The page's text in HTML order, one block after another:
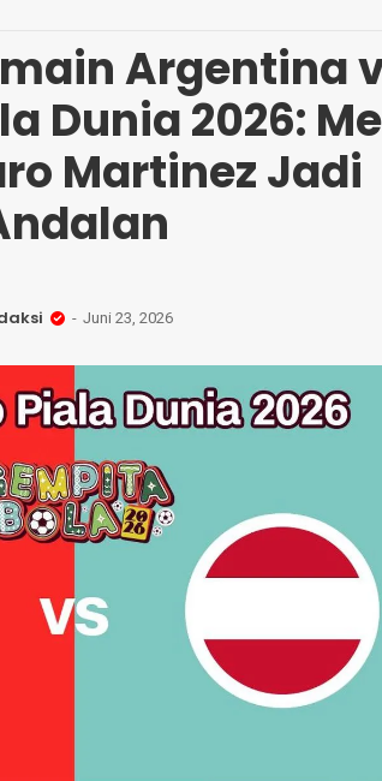
Argentina
Dunia 2026:
Martinez Jadi
Juni 23, 2026